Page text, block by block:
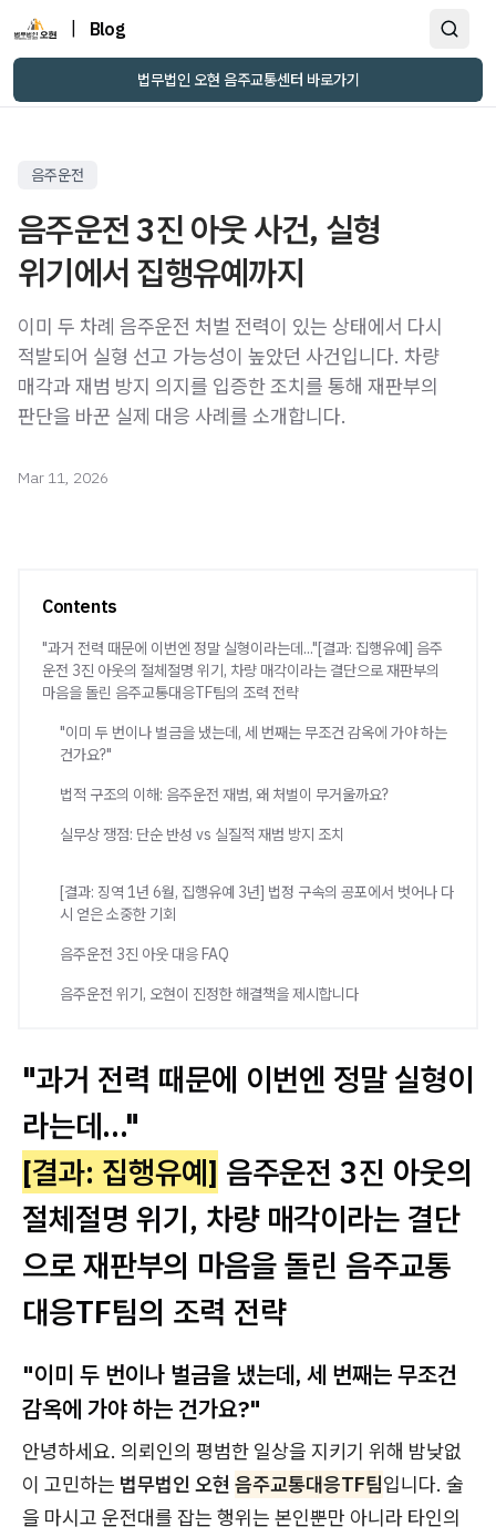
Blog
법무법인 오현 음주교통센터 바로가기
음주운전
음주운전 3진 아웃 사건, 실형
위기에서 집행유예까지
이미 두 차례 음주운전 처벌 전력이 있는 상태에서 다시
적발되어 실형 선고 가능성이 높았던 사건입니다. 차량
매각과 재범 방지 의지를 입증한 조치를 통해 재판부의
판단을 바꾼 실제 대응 사례를 소개합니다.
Mar 11, 2026
Contents
"과거 전력 때문에 이번엔 정말 실형이라는데..."[결과: 집행유예] 음주
운전 3진 아웃의 절체절명 위기, 차량 매각이라는 결단으로 재판부의
마음을 돌린 음주교통대응TF팀의 조력 전략
"이미 두 번이나 벌금을 냈는데, 세 번째는 무조건 감옥에 가야 하는
건가요?"
법적 구조의 이해: 음주운전 재범, 왜 처벌이 무거울까요?
실무상 쟁점: 단순 반성 vs 실질적 재범 방지 조치
[결과: 징역 1년 6월, 집행유예 3년] 법정 구속의 공포에서 벗어나 다
시 얻은 소중한 기회
음주운전 3진 아웃 대응 FAQ
음주운전 위기, 오현이 진정한 해결책을 제시합니다
"과거 전력 때문에 이번엔 정말 실형이
라는데..."
[결과: 집행유예] 음주운전 3진 아웃의
절체절명 위기, 차량 매각이라는 결단
으로 재판부의 마음을 돌린 음주교통
대응TF팀의 조력 전략
"이미 두 번이나 벌금을 냈는데, 세 번째는 무조건
감옥에 가야 하는 건가요?"
안녕하세요. 의뢰인의 평범한 일상을 지키기 위해 밤낮없
이 고민하는 법무법인 오현 음주교통대응TF팀입니다. 술
을 마시고 운전대를 잡는 행위는 본인뿐만 아니라 타인의